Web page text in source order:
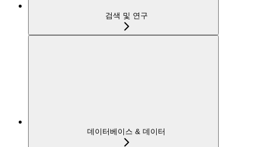
검색 및 연구
데이터베이스 & 데이터